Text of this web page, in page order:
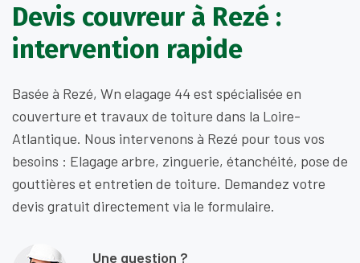
Devis couvreur à Rezé :
intervention rapide
Basée à Rezé, Wn elagage 44 est spécialisée en
couverture et travaux de toiture dans la Loire-
Atlantique. Nous intervenons à Rezé pour tous vos
besoins : Elagage arbre, zinguerie, étanchéité, pose de
gouttières et entretien de toiture. Demandez votre
devis gratuit directement via le formulaire.
Une question ?